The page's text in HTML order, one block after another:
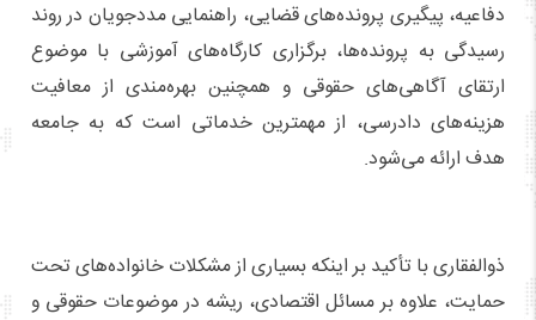
دفاعیه، پیگیری پرونده‌های قضایی، راهنمایی مددجویان در روند
رسیدگی به پرونده‌ها، برگزاری کارگاه‌های آموزشی با موضوع
ارتقای آگاهی‌های حقوقی و همچنین بهره‌مندی از معافیت
هزینه‌های دادرسی، از مهمترین خدماتی است که به جامعه
هدف ارائه می‌شود.
ذوالفقاری با تأکید بر اینکه بسیاری از مشکلات خانواده‌های تحت
حمایت، علاوه بر مسائل اقتصادی، ریشه در موضوعات حقوقی و